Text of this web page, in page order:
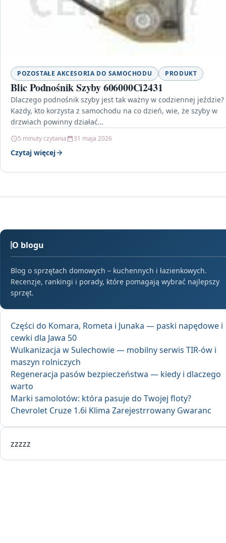
POZOSTAŁE AKCESORIA DO SAMOCHODU PRODUKT
Blic Podnośnik Szyby 606000Ci2431
Dlaczego podnośnik szyby jest tak ważny w codziennej jeździe?
Każdy, kto korzysta z samochodu na co dzień, wie, że szyby w
drzwiach powinny działać…
5 minuty czytania 31 maja 2026
Czytaj więcej
O blogu
Blog o sprzętach domowych – kuchennych i łazienkowych.
Recenzje, rankingi i porady, które pomagają wybrać najlepszy
sprzęt.
Części do Komara, Rometa i Junaka — paski napędowe i
cewki dla Jawa 50
Wulkanizacja w Sulechowie — mobilny serwis TIR-ów i
maszyn rolniczych
Regeneracja pasów bezpieczeństwa — kiedy i dlaczego
warto
Marki samolotów: która pasuje do Twojej floty?
Chevrolet Cruze 1.6i Klima Zarejestrrowany Gwaranc
zzzzz